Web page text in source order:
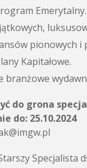
Emerytalny.
pionowych i
Kapitałowe.
branżowe
do grona
do: 25.10.2024
Specjalista